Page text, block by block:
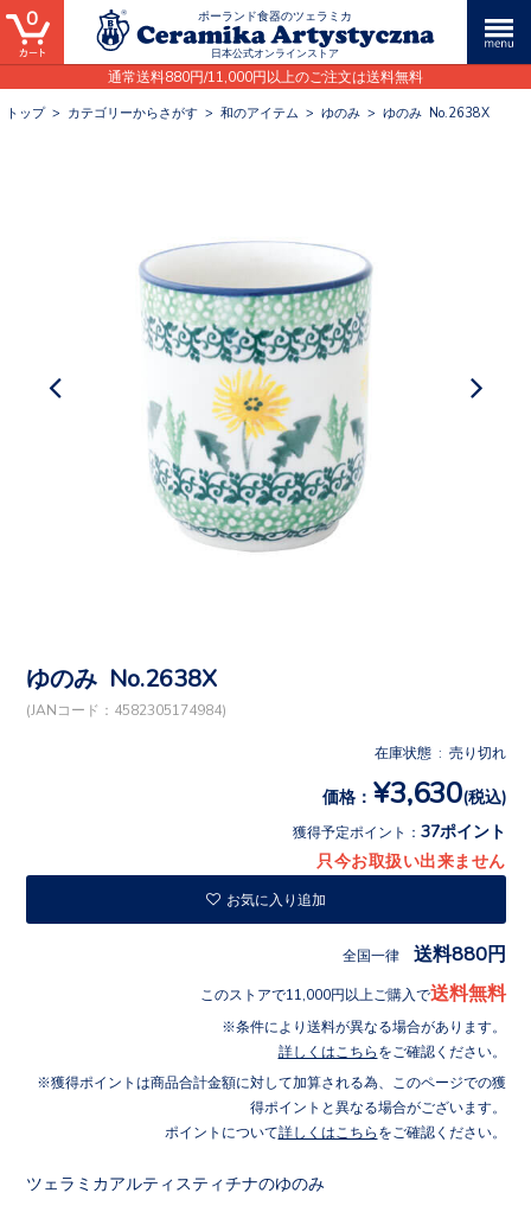
ポーランド食器のツェラミカ
日本公式オンラインストア
通常送料880円/11,000円以上のご注文は送料無料
0
トップ> カテゴリーからさがす > 和のアイテム > ゆのみ > ゆのみ No.2638X
ゆのみ No.2638X
(JANコード：4582305174984)
在庫状態 : 売り切れ
価格： ¥3,630(税込)
獲得予定ポイント： 37ポイント
只今お取扱い出来ません
お気に入り追加
全国一律 送料880円
このストアで11,000円以上ご購入で送料無料
条件により送料が異なる場合があります。
詳しくはこちら をご確認ください。
獲得ポイントは商品合計金額に対して加算される為、このページでの獲
得ポイントと異なる場合がございます。
ポイントについて詳しくはこちら をご確認ください。
ツェラミカアルティスティチナのゆのみ